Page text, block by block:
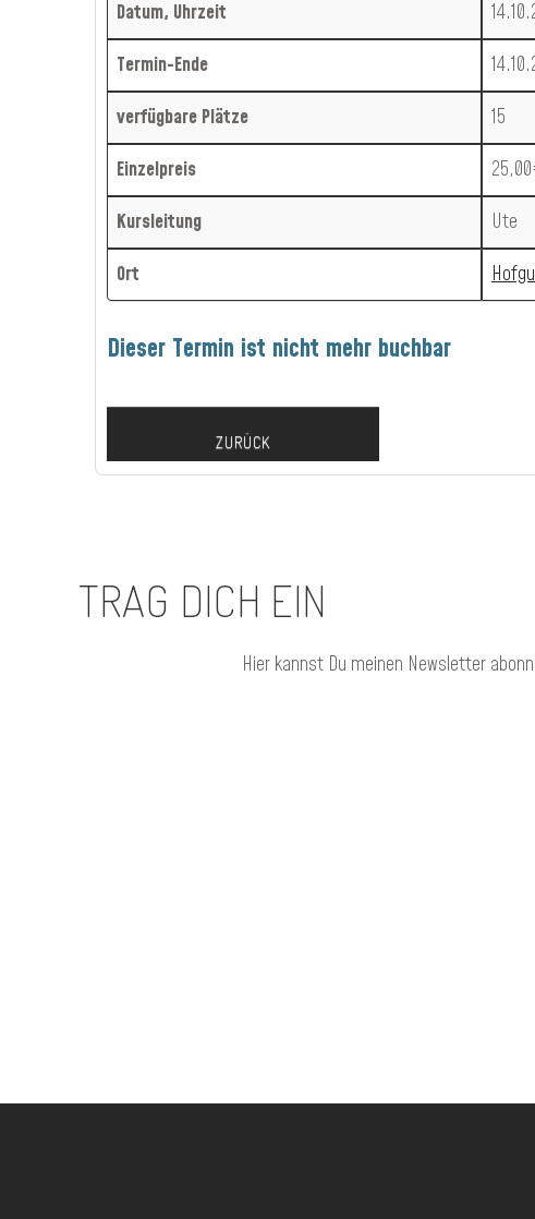
Datum, Uhrzeit
Termin-Ende
verfügbare Plätze
15
Einzelpreis
Kursleitung
Ute
Ort
Dieser Termin ist nicht mehr buchbar
ZURÜCK
TRAG DICH EIN
Hier kannst Du meinen Newsletter